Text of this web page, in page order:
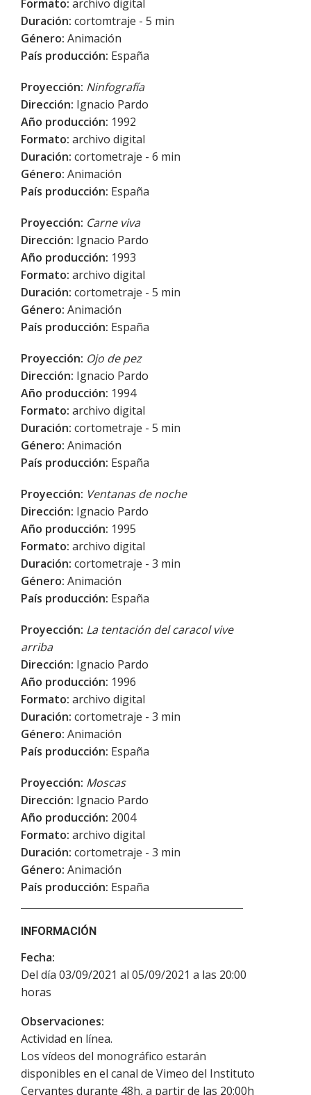
Formato: archivo digital
Duración: cortomtraje - 5 min
Género: Animación
País producción: España
Proyección: Ninfografía
Dirección: Ignacio Pardo
Año producción: 1992
Formato: archivo digital
Duración: cortometraje - 6 min
Género: Animación
País producción: España
Proyección: Carne viva
Dirección: Ignacio Pardo
Año producción: 1993
Formato: archivo digital
Duración: cortometraje - 5 min
Género: Animación
País producción: España
Proyección: Ojo de pez
Dirección: Ignacio Pardo
Año producción: 1994
Formato: archivo digital
Duración: cortometraje - 5 min
Género: Animación
País producción: España
Proyección: Ventanas de noche
Dirección: Ignacio Pardo
Año producción: 1995
Formato: archivo digital
Duración: cortometraje - 3 min
Género: Animación
País producción: España
Proyección: La tentación del caracol vive
arriba
Dirección: Ignacio Pardo
Año producción: 1996
Formato: archivo digital
Duración: cortometraje - 3 min
Género: Animación
País producción: España
Proyección: Moscas
Dirección: Ignacio Pardo
Año producción: 2004
Formato: archivo digital
Duración: cortometraje - 3 min
Género: Animación
País producción: España
INFORMACIÓN
Fecha:
Del día 03/09/2021 al 05/09/2021 a las 20:00
horas
Observaciones:
Actividad en línea.
Los vídeos del monográfico estarán
disponibles en el canal de Vimeo del Instituto
Cervantes durante 48h, a partir de las 20:00h